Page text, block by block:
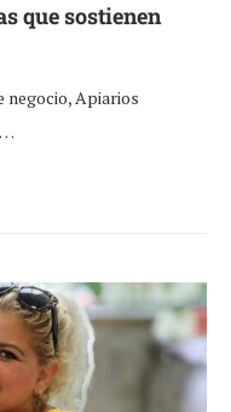
que sostienen
negocio, Apiarios
…